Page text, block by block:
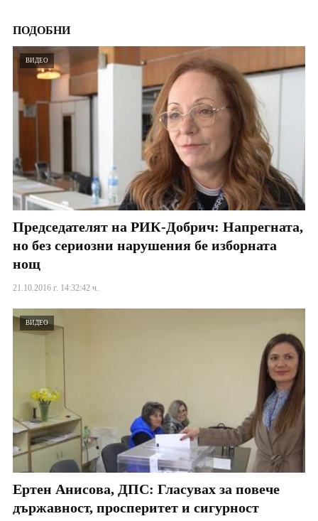
ПОДОБНИ
ВИДЕО
Председателят на РИК-Добрич: Напрегната,
но без сериозни нарушения бе изборната
нощ
21.10.2016 г. 14:32:42 ч.
ВИДЕО
Ертен Анисова, ДПС: Гласувах за повече
държавност, просперитет и сигурност